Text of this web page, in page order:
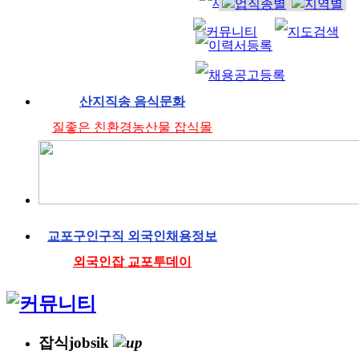
산지직송 음식문화
질좋은 친환경농산물 잡식몰
교포구인구직 외국인채용정보
외국인잡 교포투데이
잡식jobsik